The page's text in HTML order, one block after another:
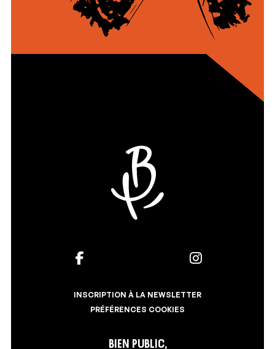
Bien Public,
INSCRIPTION À LA NEWSLETTER
PRÉFÉRENCES COOKIES